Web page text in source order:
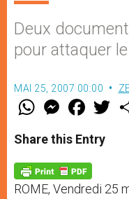
Deux
pour attaquer
MAI 25, 2007 00:00
W
t
s
p
p
M
e
s
e
g
e
r
F
a
e
b
o
k
w
Share this Entry
ROME, Vendredi 25